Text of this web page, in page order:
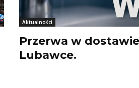
Aktualności
Przerwa w
Lubawce.